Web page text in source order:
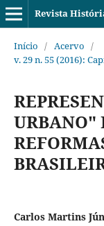
Revista
Início / Acervo /
v. 29 n. 55 (2016):
URBANO"
Carlos Martins